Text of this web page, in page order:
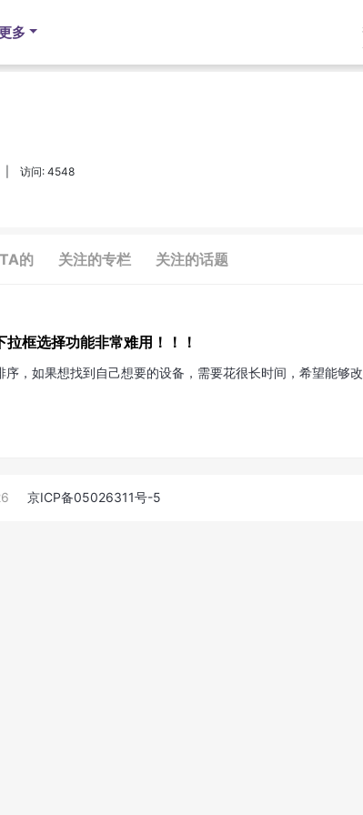
多
访问: 4548
的 关注的专栏 关注的话题
框选择功能非常难用！！！
，如果想找到自己想要的设备，需要花很长时间，希望能够改
京ICP备05026311号-5